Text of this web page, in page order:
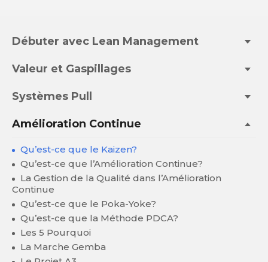
Débuter avec Lean Management
Valeur et Gaspillages
Systèmes Pull
Amélioration Continue
Qu’est-ce que le Kaizen?
Qu’est-ce que l’Amélioration Continue?
La Gestion de la Qualité dans l’Amélioration
Continue
Qu’est-ce que le Poka-Yoke?
Qu’est-ce que la Méthode PDCA?
Les 5 Pourquoi
La Marche Gemba